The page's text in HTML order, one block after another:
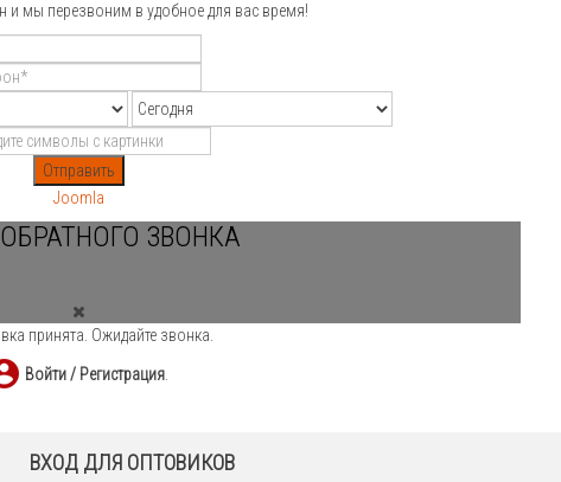
и мы перезвоним в удобное для вас время!
Отправить
Joomla
ЗВОНКА
принята. Ожидайте звонка.
Войти / Регистрация
ВХОД ДЛЯ ОПТОВИКОВ